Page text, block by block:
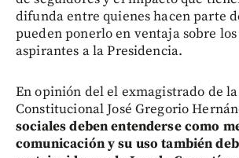
difunda entre quienes hacen parte
pueden ponerlo en ventaja sobre
aspirantes a la Presidencia.
En opinión del el exmagistrado de
Constitucional José Gregorio
sociales deben entenderse como
comunicación y su uso también